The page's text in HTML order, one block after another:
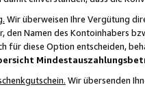
Wir überweisen Ihre Vergütung
den Namen des Kontoinhabers
für diese Option entscheiden,
Wir übersenden